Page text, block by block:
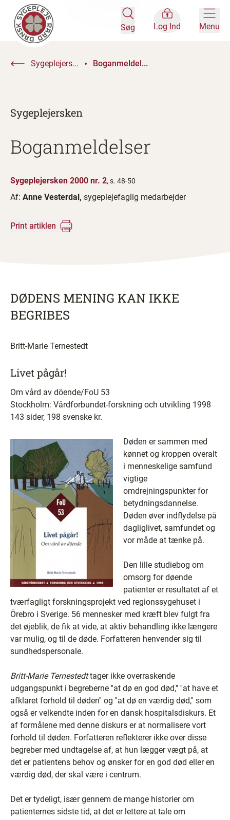
Søg Log Ind Menu
Sygeplejers... Boganmeldel...
Sygeplejersken
Boganmeldelser
Sygeplejersken 2000 nr. 2, s. 48-50
Af: Anne Vesterdal, sygeplejefaglig medarbejder
Print artiklen
DØDENS MENING KAN IKKE
BEGRIBES
Britt-Marie Ternestedt
Livet pågår!
Om vård av döende/FoU 53
Stockholm: Vårdforbundet-forskning och utvikling 1998
143 sider, 198 svenske kr.
Døden er sammen med
kønnet og kroppen overalt
i menneskelige samfund
vigtige
omdrejningspunkter for
betydningsdannelse.
Døden øver indflydelse på
dagliglivet, samfundet og
vor måde at tænke på.
Den lille studiebog om
omsorg for døende
patienter er resultatet af et
tværfagligt forskningsprojekt ved regionssygehuset i
Örebro i Sverige. 56 mennesker med kræft blev fulgt fra
det øjeblik, de fik at vide, at aktiv behandling ikke længere
var mulig, og til de døde. Forfatteren henvender sig til
sundhedspersonale.
Britt-Marie Ternestedttager ikke overraskende
udgangspunkt i begreberne ''at dø en god død,'' ''at have et
afklaret forhold til døden'' og ''at dø en værdig død,'' som
også er velkendte inden for en dansk hospitalsdiskurs. Et
af formålene med denne diskurs er at normalisere vort
forhold til døden. Forfatteren reflekterer ikke over disse
begreber med undtagelse af, at hun lægger vægt på, at
det er patientens behov og ønsker for en god død eller en
værdig død, der skal være i centrum.
Det er tydeligt, især gennem de mange historier om
patienternes sidste tid, at det er lettere at tale om